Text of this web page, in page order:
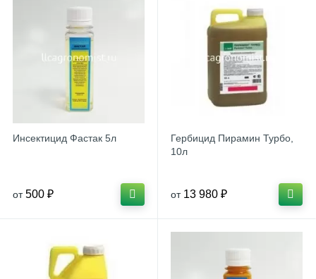
Инсектицид Фастак 5л
от 500 ₽
Гербицид Пирамин Турбо,
10л
от 13 980 ₽